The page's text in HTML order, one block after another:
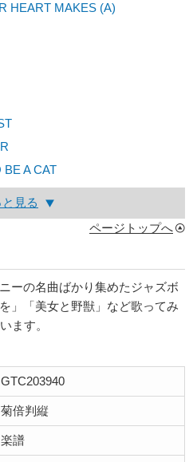
HEART MAKES (A)
BE A CAT
と見る
ページトップへ
ーの名曲ばかり集めたジャズボ
」「美女と野獣」など歌ってみ
ます。
GTC203940
菊倍判縦
楽譜